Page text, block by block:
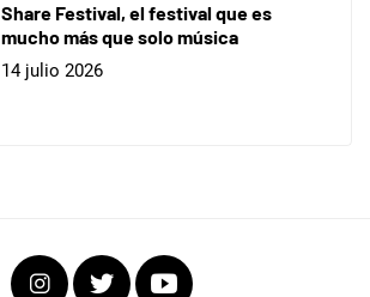
Share Festival, el festival que es
mucho más que solo música
14 julio 2026
InstagramTwitterYoutube